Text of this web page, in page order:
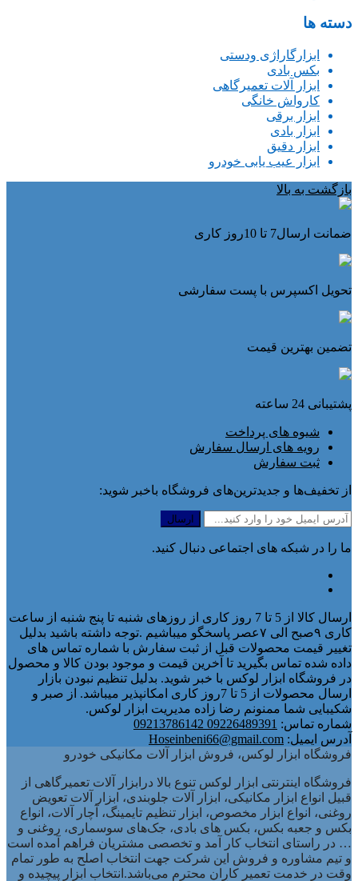
دسته ها
ابزارگاراژی ودستی
بکس بادی
ابزار آلات تعمیرگاهی
کارواش خانگی
ابزار برقی
ابزار بادی
ابزار دقیق
ابزار عیب یابی خودرو
بازگشت به بالا
ضمانت ارسال7 تا 10روز کاری
تحویل اکسپرس با پست سفارشی
تضمین بهترین قیمت
پشتیبانی 24 ساعته
شیوه های پرداخت
رویه های ارسال سفارش
ثبت سفارش
از تخفیف‌ها و جدیدترین‌های فروشگاه باخبر شوید:
ما را در شبکه های اجتماعی دنبال کنید.
ارسال کالا از 5 تا 7 روز کاری از روزهای شنبه تا پنج شنبه از ساعت
کاری ۹صبح الی ۷عصر پاسخگو میباشیم .توجه داشته باشید بدلیل
تغییر قیمت محصولات قبل از ثبت سفارش با شماره تماس های
داده شده تماس بگیرید تا آخرین قیمت و موجود بودن کالا و محصول
در فروشگاه ابزار لوکس با خبر شوید. بدلیل تنظیم نبودن بازار
ارسال محصولات از 5 تا 7روز کاری امکانپذیر میباشد. از صبر و
شکیبایی شما ممنونم رضا زاده مدیریت ابزار لوکس.
شماره تماس: 09226489391 09213786142
آدرس ایمیل: Hoseinbeni66@gmail.com
فروشگاه ابزار لوکس، فروش ابزار آلات مکانیکی خودرو
فروشگاه اینترنتی ابزار لوکس تنوع بالا درابزار آلات تعمیرگاهی از
قبیل انواع ابزار مکانیکی، ابزار آلات جلوبندی، ابزار آلات تعویض
روغنی، انواع ابزار مخصوص، ابزار تنظیم تایمینگ، آچار آلات، انواع
بکس و جعبه بکس، بکس های بادی، جک‌های سوسماری، روغنی و
… در راستای انتخاب کار آمد و تخصصی مشتریان فراهم آمده است
و تیم مشاوره و فروش این شرکت جهت انتخاب اصلح به طور تمام
وقت در خدمت تعمیر کاران محترم می‌باشد.انتخاب ابزار پیچیده و